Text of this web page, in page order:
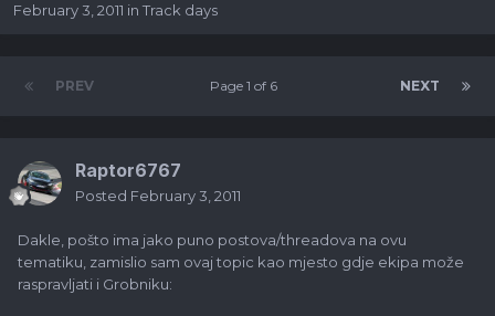
February 3, 2011 in Track days
PREV NEXT
Page 1 of 6
Raptor6767
Posted February 3, 2011
Dakle, pošto ima jako puno postova/threadova na ovu
tematiku, zamislio sam ovaj topic kao mjesto gdje ekipa može
raspravljati i Grobniku: